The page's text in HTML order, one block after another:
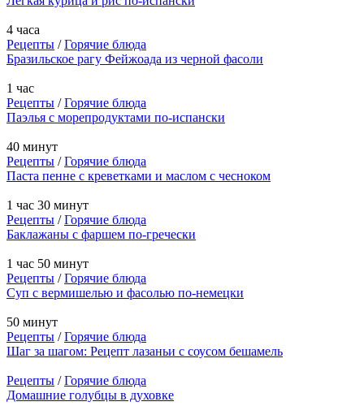
4 часа
Рецепты /Горячие блюда
Бразильское рагу Фейжоада из черной фасоли
1 час
Рецепты /Горячие блюда
Паэлья с морепродуктами по-испански
40 минут
Рецепты /Горячие блюда
Паста пенне с креветками и маслом с чесноком
1 час 30 минут
Рецепты /Горячие блюда
Баклажаны с фаршем по-гречески
1 час 50 минут
Рецепты /Горячие блюда
Суп с вермишелью и фасолью по-немецки
50 минут
Рецепты /Горячие блюда
Шаг за шагом: Рецепт лазаньи с соусом бешамель
Рецепты /Горячие блюда
Домашние голубцы в духовке